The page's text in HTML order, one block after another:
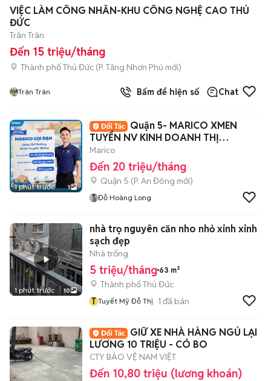
VIỆC LÀM CÔNG NHÂN-KHU CÔNG NGHỆ CAO THỦ
ĐỨC
Trân Trân
Đến 15 triệu/tháng
Thành phố Thủ Đức (P. Tăng Nhơn Phú mới)
Trân Trân Bấm để hiện số Chat
1 phút trước 1
Quận 5- MARICO XMEN
TUYỂN NV KINH DOANH THỊ
TRƯỜNG
Marico
Đến 20 triệu/tháng
Quận 5 (P. An Đông mới)
Đỗ Hoàng Long
1 phút trước 10
nhà trọ nguyên căn nho nhỏ xinh xinh
sạch đẹp
Nhà trống
5 triệu/tháng 63 m²
Thành phố Thủ Đức
T Tuyết Mỹ Đỗ Thị 1 đã bán
GIỮ XE NHÀ HÀNG NGỦ LẠI
LƯƠNG 10 TRIỆU - CÓ BO
CTY BẢO VỆ NAM VIỆT
Đến 10,80 triệu (lương khoán)